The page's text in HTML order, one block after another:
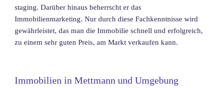
staging. Darüber hinaus beherrscht er das
Immobilienmarketing. Nur durch diese Fachkenntnisse wird
gewährleistet, das man die Immobilie schnell und erfolgreich,
zu einem sehr guten Preis, am Markt verkaufen kann.
Immobilien in Mettmann und Umgebung